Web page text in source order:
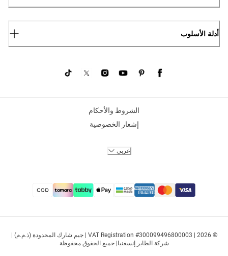
أدلة الأسلوب
© 2026 | VAT Registration #300099496800003 | جيم شارك المحدودة (ذ.م.م) |
شركة الطاير إنسغنيا| جميع الحقوق محفوظة
الشروط والأحكام
إشعار الخصوصية
عربي